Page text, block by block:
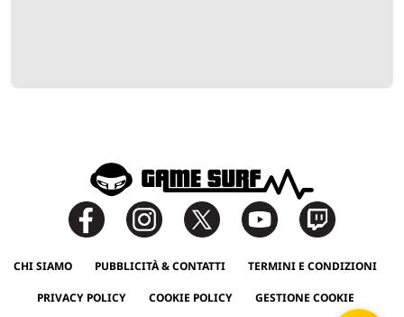
CHI SIAMO PUBBLICITÀ & CONTATTI TERMINI E CONDIZIONI
PRIVACY POLICY COOKIE POLICY GESTIONE COOKIE